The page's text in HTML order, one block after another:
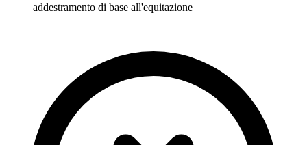
addestramento di base all'equitazione